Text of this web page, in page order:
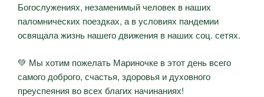
Богослужениях, незаменимый человек в наших
паломнических поездках, а в условиях пандемии
освящала жизнь нашего движения в наших соц. сетях.
💚 Мы хотим пожелать Мариночке в этот день всего
самого доброго, счастья, здоровья и духовного
преуспеяния во всех благих начинаниях!